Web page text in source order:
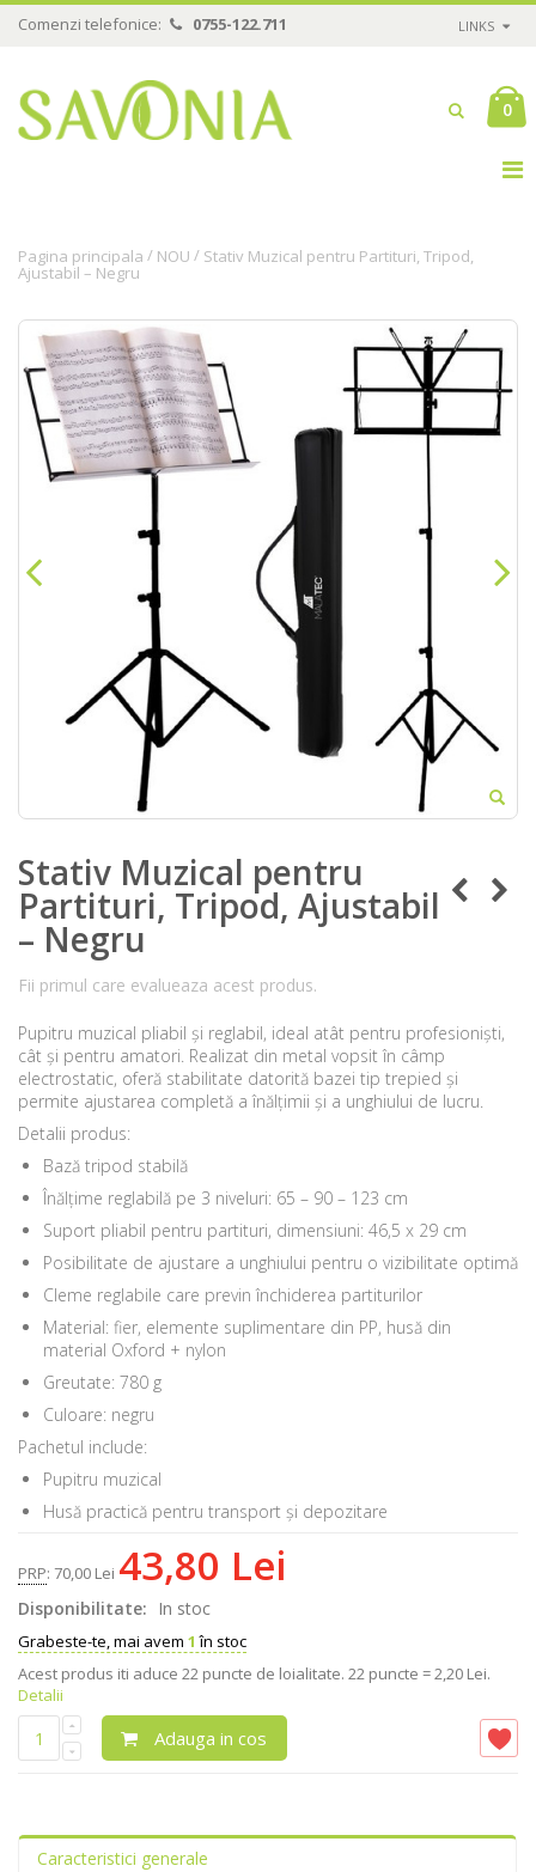
Comenzi telefonice: 0755-122.711 LINKS
0
Pagina principala / NOU / Stativ Muzical pentru Partituri, Tripod,
Ajustabil – Negru
Stativ Muzical pentru
Partituri, Tripod, Ajustabil
– Negru
Fii primul care evalueaza acest produs.
Pupitru muzical pliabil și reglabil, ideal atât pentru profesioniști,
cât și pentru amatori. Realizat din metal vopsit în câmp
electrostatic, oferă stabilitate datorită bazei tip trepied și
permite ajustarea completă a înălțimii și a unghiului de lucru.
Detalii produs:
Bază tripod stabilă
Înălțime reglabilă pe 3 niveluri: 65 – 90 – 123 cm
Suport pliabil pentru partituri, dimensiuni: 46,5 x 29 cm
Posibilitate de ajustare a unghiului pentru o vizibilitate optimă
Cleme reglabile care previn închiderea partiturilor
Material: fier, elemente suplimentare din PP, husă din
material Oxford + nylon
Greutate: 780 g
Culoare: negru
Pachetul include:
Pupitru muzical
Husă practică pentru transport și depozitare
PRP: 70,00 Lei 43,80 Lei
Disponibilitate: In stoc
Grabeste-te, mai avem 1 în stoc
Acest produs iti aduce 22 puncte de loialitate. 22 puncte = 2,20 Lei.
Detalii
Adauga in cos
Caracteristici generale